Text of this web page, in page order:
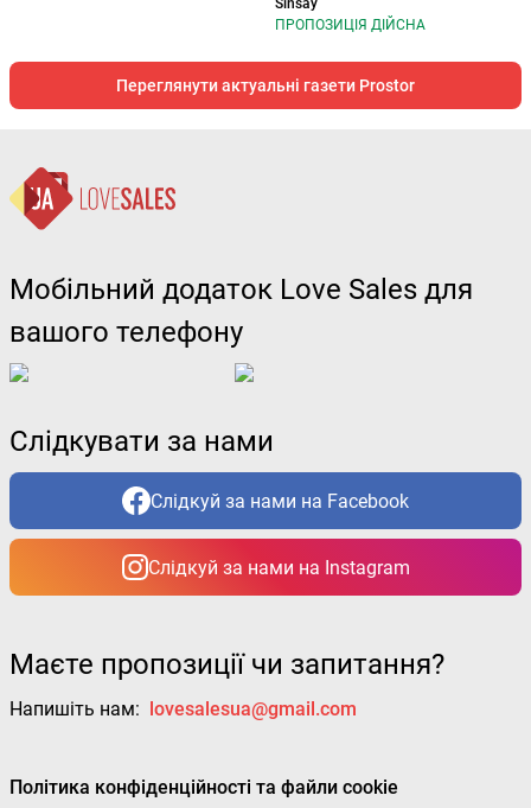
Sinsay
ПРОПОЗИЦІЯ ДІЙСНА
Переглянути актуальні газети Prostor
Мобільний додаток Love Sales для
вашого телефону
Слідкувати за нами
Слідкуй за нами на Facebook
Слідкуй за нами на Instagram
Маєте пропозиції чи запитання?
Напишіть нам: lovesalesua@gmail.com
Політика конфіденційності та файли cookie